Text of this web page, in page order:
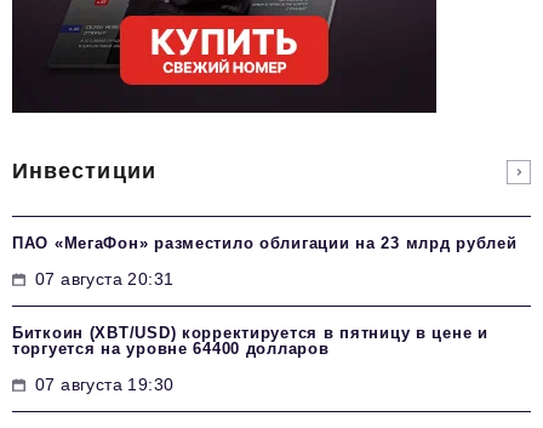
Инвестиции
ПАО «МегаФон» разместило облигации на 23 млрд рублей
07 августа 20:31
Биткоин (XBT/USD) корректируется в пятницу в цене и
торгуется на уровне 64400 долларов
07 августа 19:30